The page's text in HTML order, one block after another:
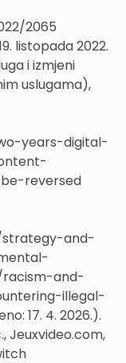
2065
listopada 2022.
i izmjeni
uslugama),
years-digital-
reversed
strategy-and-
and-
illegal-
17. 4. 2026.).
Jeuxvideo.com,